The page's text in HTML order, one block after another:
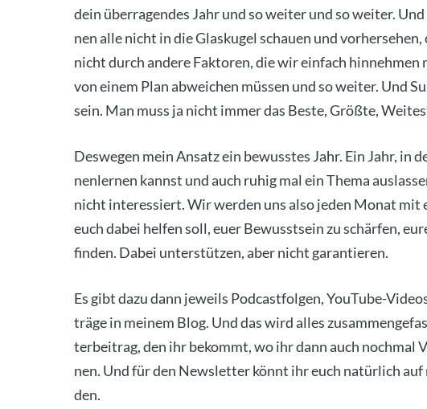
dein über­ra­gen­des Jahr und so wei­ter und so wei­ter.
nen alle nicht in die Glas­ku­gel schau­en und
nicht durch ande­re Fak­to­ren, die wir ein­fach hin­neh­men
von einem Plan abwei­chen müs­sen und so wei­ter. Und
sein. Man muss ja nicht immer das Bes­te, Größ­te,
Des­we­gen mein Ansatz ein bewuss­tes Jahr. Ein Jahr, in
nen­ler­nen kannst und auch ruhig mal ein The­ma
nicht inter­es­siert. Wir wer­den uns also jeden Monat mit
euch dabei hel­fen soll, euer Bewusst­sein zu schär­fen,
fin­den. Dabei unter­stüt­zen, aber nicht garan­tie­ren.
Es gibt dazu dann jeweils Pod­cast­fol­gen, You­Tube-
trä­ge in mei­nem Blog. Und das wird alles
ter­bei­trag, den ihr bekommt, wo ihr dann auch noch­mal
nen. Und für den News­let­ter könnt ihr euch natür­lich
den.